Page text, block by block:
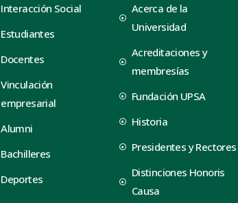
Interacción Social
Estudiantes
Docentes
Vinculación
empresarial
Alumni
Bachilleres
Deportes
Acerca de la
Universidad
Acreditaciones y
membresías
Fundación UPSA
Historia
Presidentes y Rectores
Distinciones Honoris
Causa